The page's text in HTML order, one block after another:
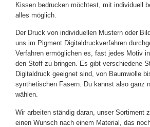
Kissen bedrucken möchtest, mit individuell
alles möglich.
Der Druck von individuellen Mustern oder
uns im Pigment Digitaldruckverfahren
Verfahren ermöglichen es, fast jedes Motiv
den Stoff zu bringen. Es gibt verschiedene
Digitaldruck geeignet sind, von Baumwolle
synthetischen Fasern. Du kannst also ganz
wählen.
Wir arbeiten ständig daran, unser Sortiment
einen Wunsch nach einem Material, das